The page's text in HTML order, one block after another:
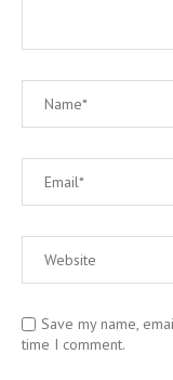
Save my name,
time I comment.